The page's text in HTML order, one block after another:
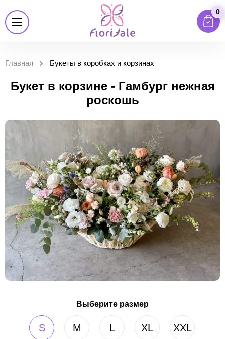
0
Главная Букеты в коробках и корзинах
Букет в корзине - Гамбург нежная
роскошь
Выберите размер
S M L XL XXL